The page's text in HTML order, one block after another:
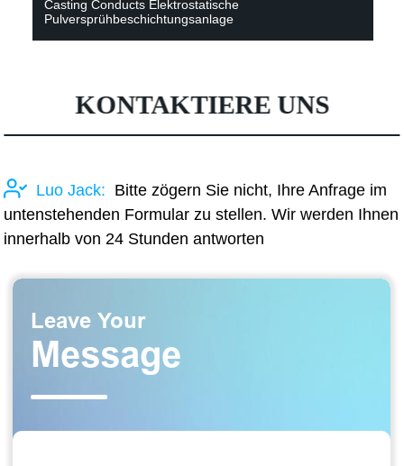
Casting Conducts Elektrostatische
Pulversprühbeschichtungsanlage
KONTAKTIERE UNS
Luo Jack: Bitte zögern Sie nicht, Ihre Anfrage im
untenstehenden Formular zu stellen. Wir werden Ihnen
innerhalb von 24 Stunden antworten